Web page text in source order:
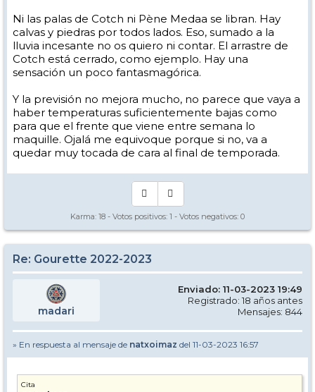
Ni las palas de Cotch ni Pène Medaa se libran. Hay
calvas y piedras por todos lados. Eso, sumado a la
lluvia incesante no os quiero ni contar. El arrastre de
Cotch está cerrado, como ejemplo. Hay una
sensación un poco fantasmagórica.
Y la previsión no mejora mucho, no parece que vaya a
haber temperaturas suficientemente bajas como
para que el frente que viene entre semana lo
maquille. Ojalá me equivoque porque si no, va a
quedar muy tocada de cara al final de temporada.
Karma: 18 - Votos positivos: 1 - Votos negativos: 0
Re: Gourette 2022-2023
madari
Enviado: 11-03-2023 19:49
Registrado: 18 años antes
Mensajes: 844
» En respuesta al mensaje de natxoimaz del 11-03-2023 16:57
Cita